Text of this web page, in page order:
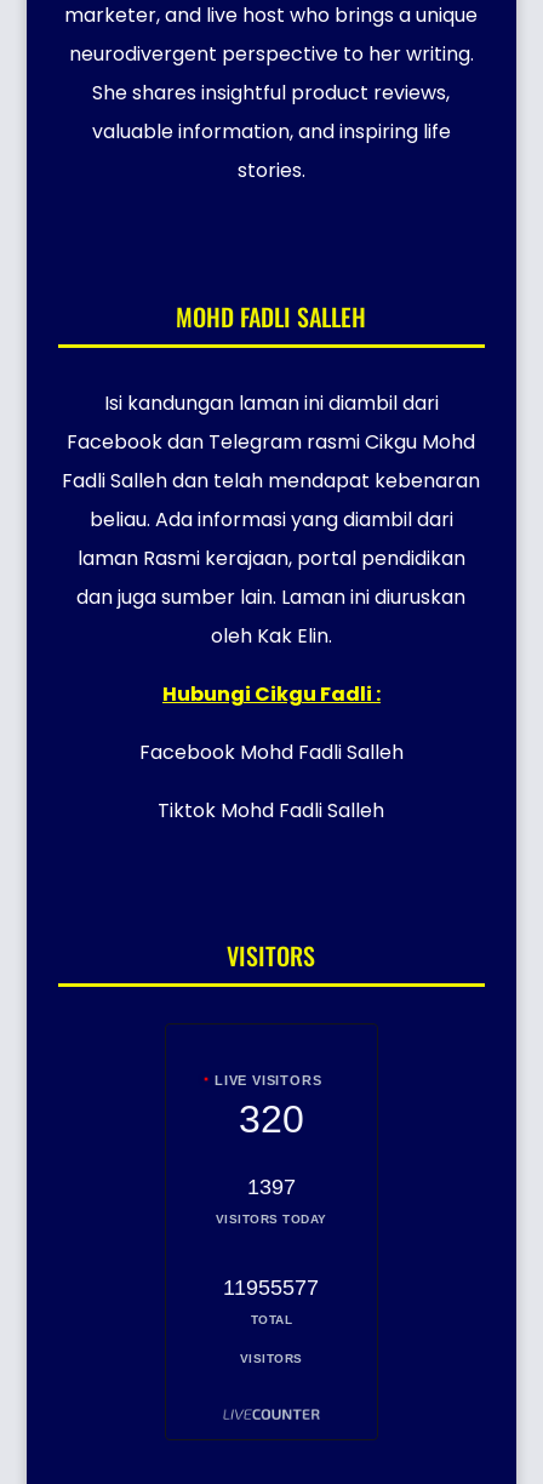
marketer, and live host who brings a unique
neurodivergent perspective to her writing.
She shares insightful product reviews,
valuable information, and inspiring life
stories.
MOHD FADLI SALLEH
Isi kandungan laman ini diambil dari
Facebook dan Telegram rasmi Cikgu Mohd
Fadli Salleh dan telah mendapat kebenaran
beliau. Ada informasi yang diambil dari
laman Rasmi kerajaan, portal pendidikan
dan juga sumber lain. Laman ini diuruskan
oleh Kak Elin.
Hubungi Cikgu Fadli :
Facebook Mohd Fadli Salleh
Tiktok Mohd Fadli Salleh
VISITORS
LIVE VISITORS
320
1397
VISITORS TODAY
11955577
TOTAL
VISITORS